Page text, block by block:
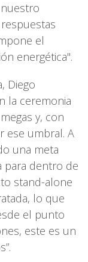
el
energética".
Diego
la ceremonia
y, con
ese umbral. A
una meta
para dentro de
stand-alone
lo que
el punto
este es un